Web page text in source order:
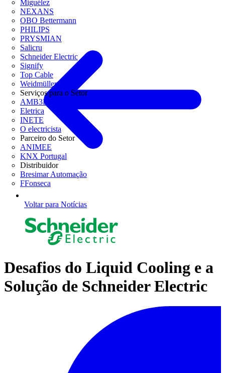
Miguélez
NEXANS
OBO Bettermann
PHILIPS
PRYSMIAN
Salicru
Schneider Electric
Signify
Top Cable
Weidmüller
Serviços para o Setor
AMB3E
Eletrica
INETE
O electricista
Parceiro do Setor
ANIMEE
KNX Portugal
Distribuidor
Bresimar Automação
FFonseca
Voltar para Notícias
Desafios do Liquid Cooling e a
Solução de Schneider Electric